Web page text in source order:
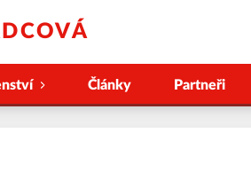
Články Partneři